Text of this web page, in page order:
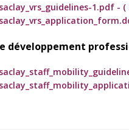
1.pdf - (
développement